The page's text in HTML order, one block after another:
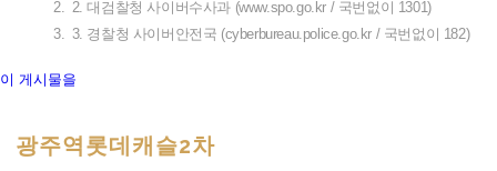
2. 2.대검찰청 사이버수사과 (www.spo.go.kr / 국번없이 1301)
3. 3. 경찰청 사이버안전국 (cyberbureau.police.go.kr / 국번없이 182)
이 게시물을
광주역롯데캐슬2차